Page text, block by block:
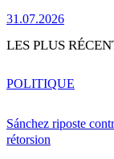
31.07.2026
LES PLUS
Sánchez riposte
rétorsion
POLITIQUE